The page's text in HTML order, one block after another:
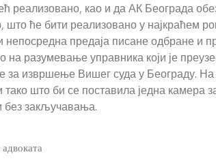
реализовано, као и да АК Београда
ће бити реализовано у најкраћем
непосредна предаја писане одбране и
разумевање управника који је
за извршење Вишег суда у Београду. На
што би се поставила једна камера
без закључавања.